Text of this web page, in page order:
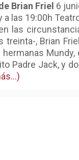
Brian Friel 6
a las 19:00h
las
, Brian
Mundy,
Padre Jack, y